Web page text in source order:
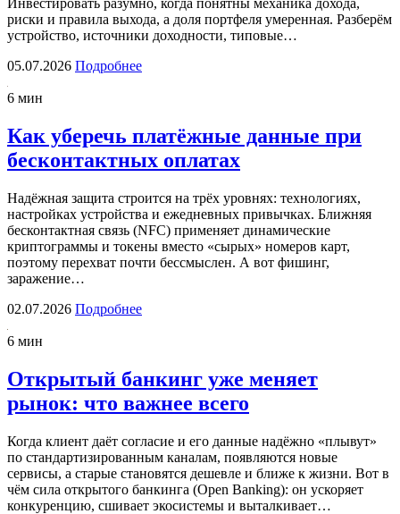
риски и правила выхода, а доля портфеля умеренная. Разберём
устройство, источники доходности, типовые…
05.07.2026 Подробнее
6 мин
Как уберечь платёжные данные при
бесконтактных оплатах
Надёжная защита строится на трёх уровнях: технологиях,
настройках устройства и ежедневных привычках. Ближняя
бесконтактная связь (NFC) применяет динамические
криптограммы и токены вместо «сырых» номеров карт,
поэтому перехват почти бессмыслен. А вот фишинг,
заражение…
02.07.2026 Подробнее
6 мин
Открытый банкинг уже меняет
рынок: что важнее всего
Когда клиент даёт согласие и его данные надёжно «плывут»
по стандартизированным каналам, появляются новые
сервисы, а старые становятся дешевле и ближе к жизни. Вот в
чём сила открытого банкинга (Open Banking): он ускоряет
конкуренцию, сшивает экосистемы и выталкивает…